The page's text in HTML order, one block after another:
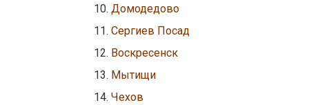
Домодедово
Сергиев Посад
Воскресенск
Мытищи
Чехов